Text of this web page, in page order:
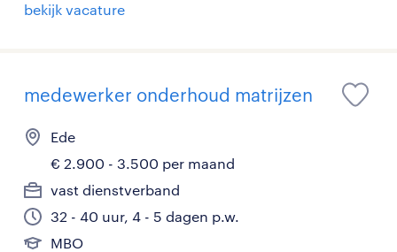
bekijk vacature
medewerker onderhoud matrijzen
Ede
€ 2.900 - 3.500 per maand
vast dienstverband
32 - 40 uur, 4 - 5 dagen p.w.
MBO